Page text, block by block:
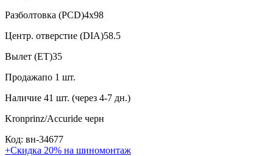
Разболтовка (PCD)4x98
Центр. отверстие (DIA)58.5
Вылет (ET)35
Продажапо 1 шт.
Наличие 41 шт. (через 4-7 дн.)
Kronprinz/Accuride черн
Код: вн-34677
+Скидка 20% на шиномонтаж